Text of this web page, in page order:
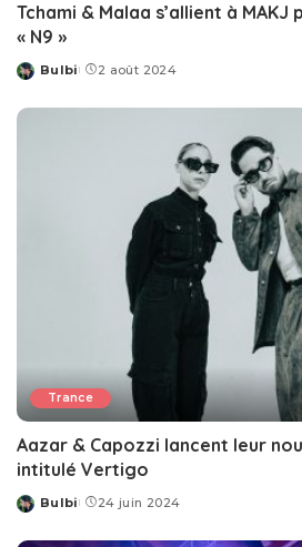
Tchami & Malaa s’allient à MAKJ
« N9 »
Posted
Bulbi 2 août 2024
Trance
Aazar & Capozzi lancent leur
intitulé Vertigo
Posted
Bulbi 24 juin 2024